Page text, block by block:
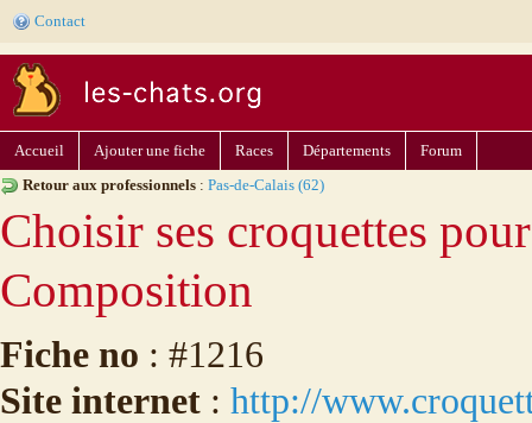
Contact
Accueil Ajouter une fiche Races Départements
Forum
Retour aux professionnels : Pas-de-Calais (62)
Choisir ses croquettes
Composition
Fiche no : #1216
Site internet : http://